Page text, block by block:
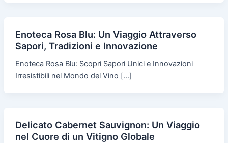
Enoteca Rosa Blu: Un Viaggio Attraverso
Sapori, Tradizioni e Innovazione
Enoteca Rosa Blu: Scopri Sapori Unici e Innovazioni
Irresistibili nel Mondo del Vino […]
Delicato Cabernet Sauvignon: Un Viaggio
nel Cuore di un Vitigno Globale